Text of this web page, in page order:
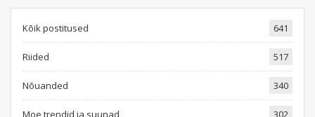
Kõik postitused 641
Riided 517
Nõuanded 340
Moe trendid ja suunad 302